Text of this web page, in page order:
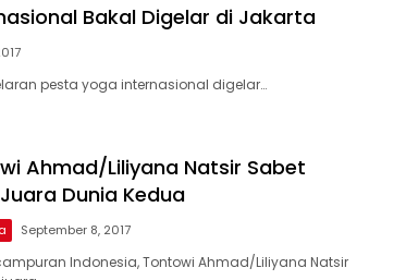
Bakal Digelar di Jakarta
pesta yoga internasional digelar…
Ahmad/Liliyana Natsir Sabet
Dunia Kedua
September 8, 2017
Indonesia, Tontowi Ahmad/Liliyana Natsir